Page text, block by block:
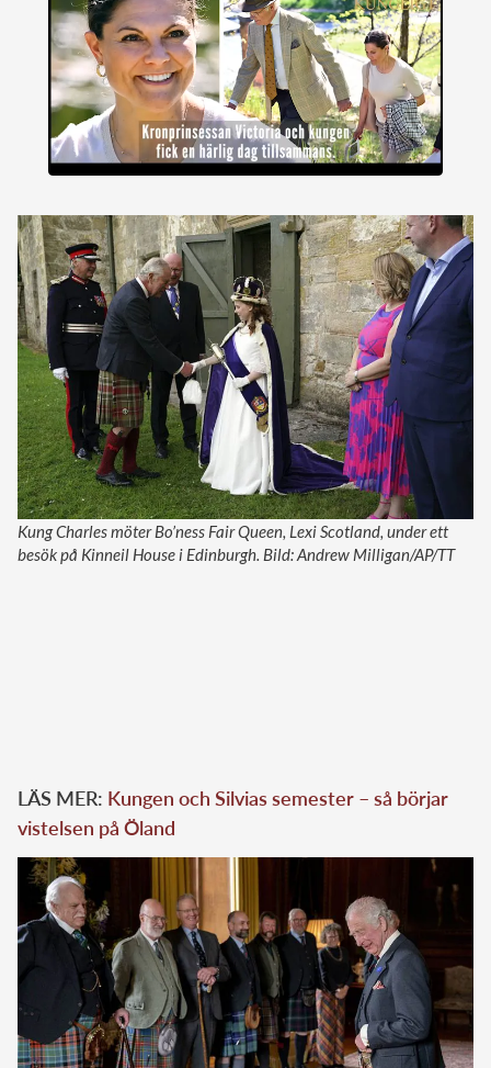
Kung Charles möter Bo’ness Fair Queen, Lexi Scotland, under ett
besök på Kinneil House i Edinburgh. Bild: Andrew Milligan/AP/TT
LÄS MER: Kungen och Silvias semester – så börjar
vistelsen på Öland